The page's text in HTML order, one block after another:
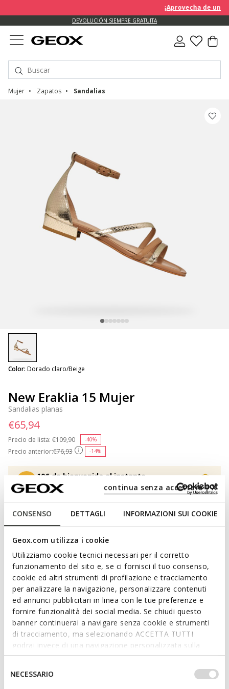
CONSENSO DETTAGLI INFORMAZIONI SUI COOKIE
Geox.com utilizza i cookie
Utilizziamo cookie tecnici necessari per il corretto
funzionamento del sito e, se ci fornisci il tuo consenso,
cookie ed altri strumenti di profilazione e tracciamento
per analizzare la navigazione, personalizzare contenuti
ed annunci pubblicitari in linea con le tue preferenze e
fornire funzionalità dei social media. Se chiudi questo
banner continuerai a navigare senza cookie e strumenti
di tracciamento, ma selezionando ACCETTA TUTTI
godrai invece di una navigazione personalizzata sulla
base dei tuoi gusti ed interessi. Selezionando
IMPOSTAZIONI potrai anche scegliere quali cookies ed
altri strumenti di tracciamento autorizzare. Per maggiori
del
NECESSARIO
continua senza accettare | X
¡Aprovecha de un
DEVOLUCIÓN SIEMPRE GRATUITA
Mujer Zapatos Sandalias
New Eraklia 15 Mujer
Sandalias planas
Precio anterior:€76,93 -14%
Precio de lista: Price reduced from
€109,90 -40%
€65,94
10€ de bienvenida al instante.
Inscríbete en Benefeet
Color: Dorado claro/Beige
selected
AÑADIR A LA CESTA
ENCONTRAR EN TIENDA
Entrega estándar gratuita en 2-4 días laborables
Devolución gratuita en un plazo de 30 días a partir de
la fecha de entrega
Descripción